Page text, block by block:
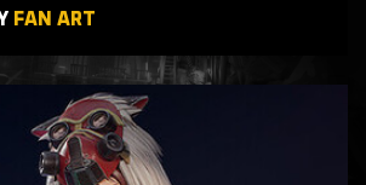
FAN ART